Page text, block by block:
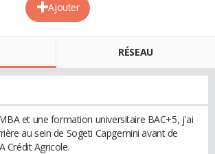
Ajouter
RÉSEAU
et une formation universitaire BAC+5, j'ai
au sein de Sogeti Capgemini avant de
Crédit Agricole.